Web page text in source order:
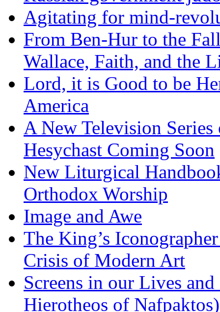
Agitating for mind-
From Ben-Hur to the
Wallace, Faith, and the
Lord, it is Good to be
America
A New Television
Hesychast Coming Soon
New Liturgical
Orthodox Worship
Image and Awe
The King’s
Crisis of Modern Art
Screens in our Lives
Hierotheos of Nafpaktos)